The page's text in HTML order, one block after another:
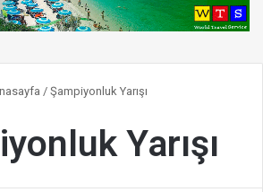
/ Şampiyonluk Yarışı
Yarışı